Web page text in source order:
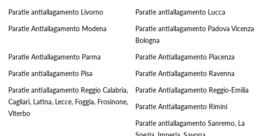
Paratie antiallagamento Livorno
Paratie antiallagamento Lucca
Paratie Antiallagamento Modena
Paratie antiallagamento Padova Vicenza
Bologna
Paratie Antiallagamento Parma
Paratie Antiallagamento Piacenza
Paratie antiallagamento Pisa
Paratie Antiallagamento Ravenna
Paratie antiallagamento Reggio Calabria,
Cagliari, Latina, Lecce, Foggia, Frosinone,
Viterbo
Paratie Antiallagamento Reggio-Emilia
Paratie Antiallagamento Rimini
Paratie antiallagamento Sanremo, La